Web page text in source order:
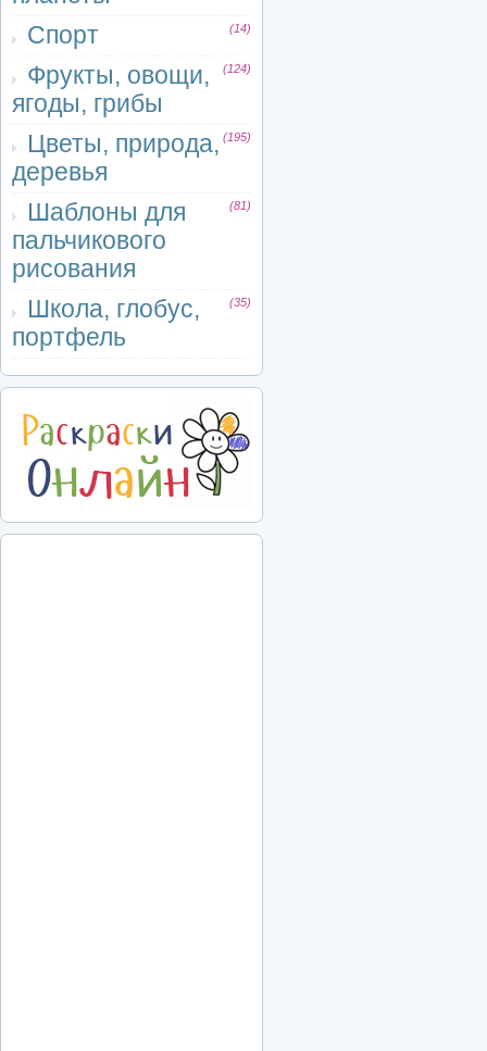
Спорт
(14)
Фрукты, овощи,
ягоды, грибы
(124)
Цветы, природа,
деревья
(195)
Шаблоны для
пальчикового
рисования
(81)
Школа, глобус,
портфель
(35)